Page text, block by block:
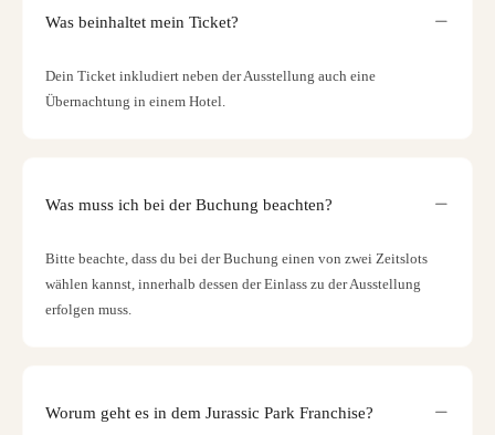
Was beinhaltet mein Ticket?
Dein Ticket inkludiert neben der Ausstellung auch eine
Übernachtung in einem Hotel.
Was muss ich bei der Buchung beachten?
Bitte beachte, dass du bei der Buchung einen von zwei Zeitslots
wählen kannst, innerhalb dessen der Einlass zu der Ausstellung
erfolgen muss.
Worum geht es in dem Jurassic Park Franchise?